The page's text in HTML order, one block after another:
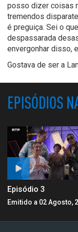
posso dizer coisas
tremendos
é preguiça. Sei o
despassarada
envergonhar disso,
Gostava de ser a
EPISÓDIOS
Episódio 3
Emitido a 02 Agosto,